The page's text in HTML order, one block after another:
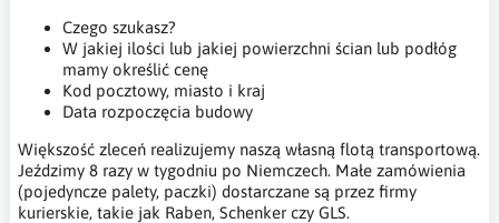
Czego szukasz?
W jakiej ilości lub jakiej powierzchni ścian lub podłóg
mamy określić cenę
Kod pocztowy, miasto i kraj
Data rozpoczęcia budowy
Większość zleceń realizujemy naszą własną flotą transportową.
Jeździmy 8 razy w tygodniu po Niemczech. Małe zamówienia
(pojedyncze palety, paczki) dostarczane są przez firmy
kurierskie, takie jak Raben, Schenker czy GLS.